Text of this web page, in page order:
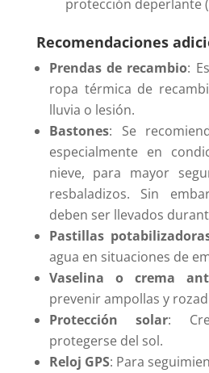
protección deperlante
Recomendaciones
Prendas de recambio:
ropa térmica de
lluvia o lesión.
Bastones: Se
especialmente en
nieve, para mayor
resbaladizos. Sin
deben ser llevados
Pastillas
agua en situaciones de
Vaselina o crema
prevenir ampollas y
Protección solar:
protegerse del sol.
Reloj GPS: Para